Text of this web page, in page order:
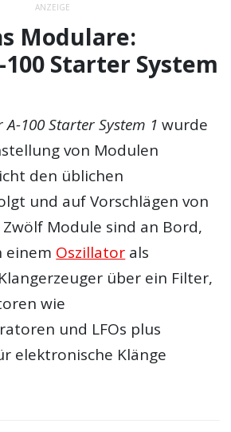
ANZEIGE
Modulare:
Starter System
A-100 Starter System 1 wurde
von Modulen
den üblichen
und auf Vorschlägen von
Module sind an Bord,
einem Oszillator als
über ein Filter,
wie
und LFOs plus
elektronische Klänge